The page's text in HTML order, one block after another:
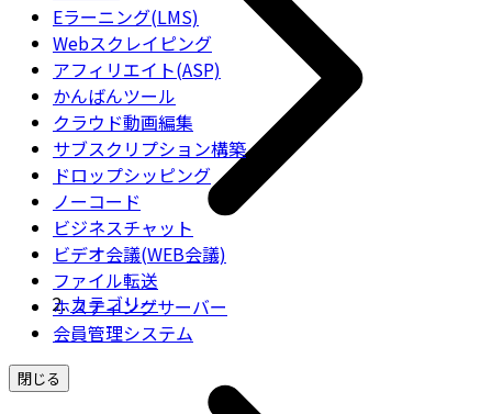
Eラーニング(LMS)
Webスクレイピング
アフィリエイト(ASP)
かんばんツール
クラウド動画編集
サブスクリプション構築
ドロップシッピング
ノーコード
ビジネスチャット
ビデオ会議(WEB会議)
ファイル転送
ホスティングサーバー
会員管理システム
閉じる
カテゴリー